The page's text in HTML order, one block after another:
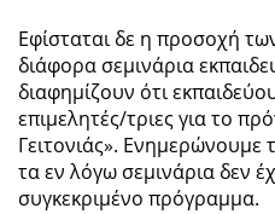
Εφίσταται δε η προσοχή
διάφορα σεμινάρια
διαφημίζουν ότι
επιμελητές/τριες για το
Γειτονιάς». Ενημερώνουμε
τα εν λόγω σεμινάρια δεν
συγκεκριμένο πρόγραμμα.